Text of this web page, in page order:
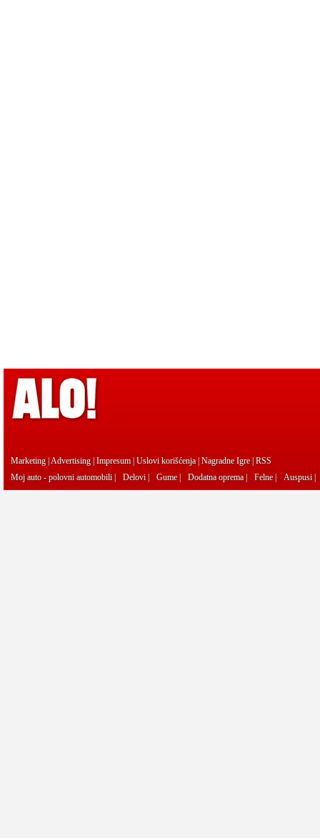
Marketing|Advertising|Impresum|Uslovi korišćenja|Nagradne Igre|RSS
Moj auto - polovni automobili
Delovi Gume| Dodatna oprema| Felne| Auspusi